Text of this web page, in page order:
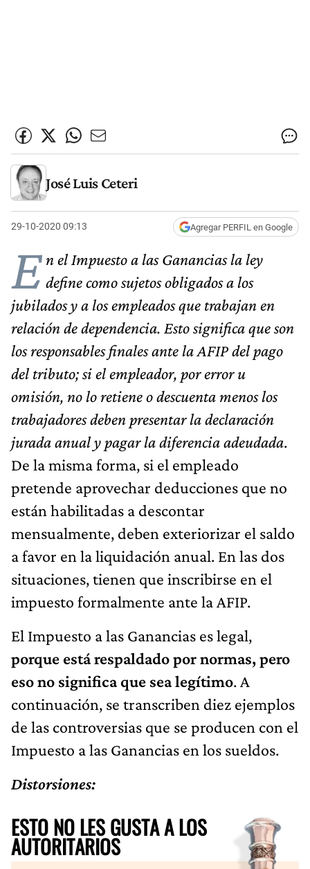
José Luis Ceteri
29-10-2020 09:13 Agregar PERFIL en Google
En el Impuesto a las Ganancias la ley
define como sujetos obligados a los
jubilados y a los empleados que trabajan en
relación de dependencia. Esto significa que son
los responsables finales ante la AFIP del pago
del tributo; si el empleador, por error u
omisión, no lo retiene o descuenta menos los
trabajadores deben presentar la declaración
jurada anual y pagar la diferencia adeudada.
De la misma forma, si el empleado
pretende aprovechar deducciones que no
están habilitadas a descontar
mensualmente, deben exteriorizar el saldo
a favor en la liquidación anual. En las dos
situaciones, tienen que inscribirse en el
impuesto formalmente ante la AFIP.
El Impuesto a las Ganancias es legal,
porque está respaldado por normas, pero
eso no significa que sea legítimo. A
continuación, se transcriben diez ejemplos
de las controversias que se producen con el
Impuesto a las Ganancias en los sueldos.
Distorsiones:
ESTO NO LES GUSTA A LOS
AUTORITARIOS